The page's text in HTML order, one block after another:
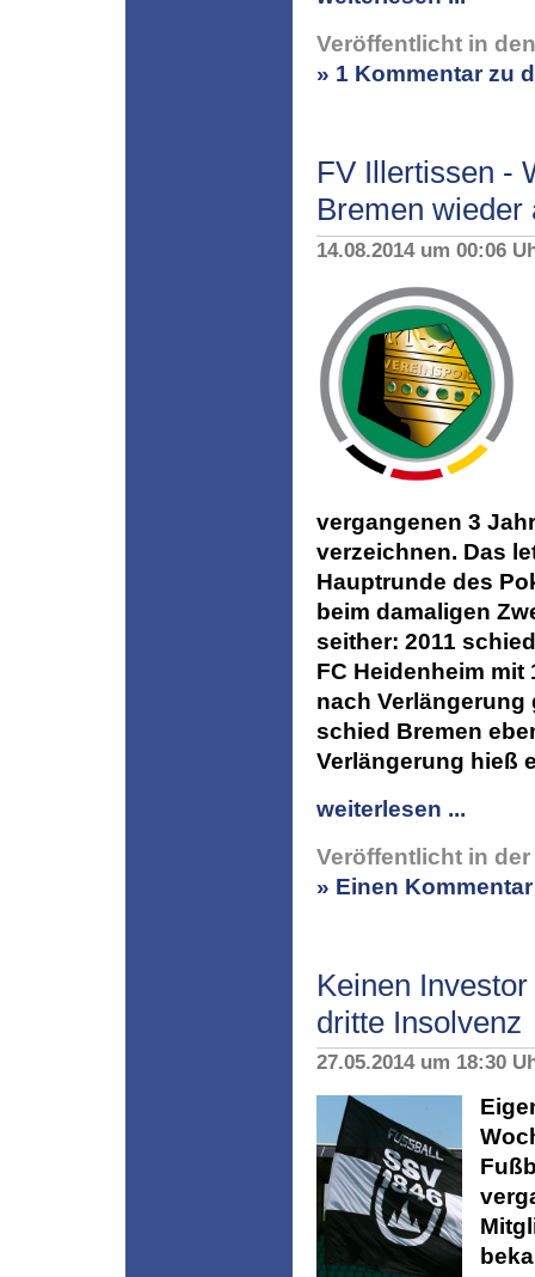
Veröffentlicht in
» 1 Kommentar zu
FV Illertissen -
Bremen wieder
14.08.2014 um 00:06
vergangenen 3
verzeichnen. Das
Hauptrunde des
beim damaligen
seither: 2011
FC Heidenheim mit
nach Verlängerung
schied Bremen
Verlängerung hieß
weiterlesen ...
Veröffentlicht in
» Einen
Keinen
dritte Insolvenz
27.05.2014 um 18:30